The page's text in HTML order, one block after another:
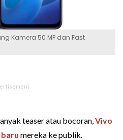
Kamera 50 MP dan Fast
teaser atau bocoran,Vivo
baru mereka ke publik.